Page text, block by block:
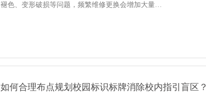
褪色、变形破损等问题，频繁维修更换会增加大量…
如何合理布点规划校园标识标牌消除校内指引盲区？